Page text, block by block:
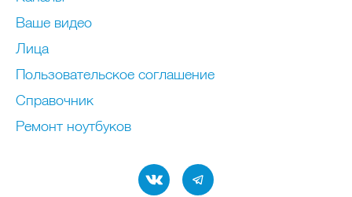
Ваше видео
Лица
Пользовательское соглашение
Справочник
Ремонт нoутбуков